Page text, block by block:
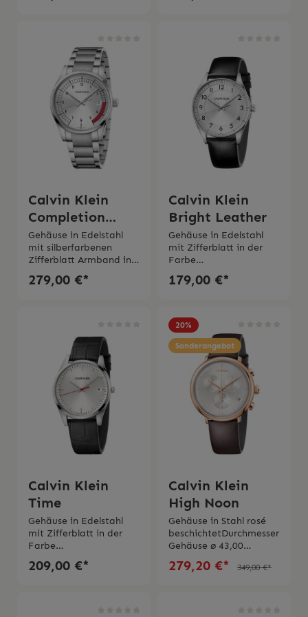
mit Schachtel und
originaler
Bedienungsanleitung
geliefert.
Bedienungsanleitung
geliefert
Calvin Klein
Completion
Steel
Gehäuse in Edelstahl
mit silberfarbenen
Zifferblatt Armband in
Edelstahl Quarzwerk Wa
sserdichtigkeit 3
Bedienungsanleitung
geliefert.
279,00 €*
Calvin Klein
Bright Leather
Gehäuse in Edelstahl
mit Zifferblatt in der
Farbe
Silber Durchmesser
Gehäuse ø 40,00
regulierbarWasserdichti
gkeit bis zu 3 bar 2
Jahre Garantie Die Uhr
wird mit originaler
Schachtel und originaler
Bedienungsanleitung
geliefert
179,00 €*
Calvin Klein
Time
Gehäuse in Edelstahl
mit Zifferblatt in der
Farbe
Silber Durchmesser
Gehäuse ø 40,00
209,00 €*
20%
Sonderangebot
Calvin Klein
High Noon
Gehäuse in Stahl rosé
beschichtetDurchmesser
Gehäuse ø 43,00
mmQuarzwerkMineralgl
asBraunes
279,20 €* 349,00 €*